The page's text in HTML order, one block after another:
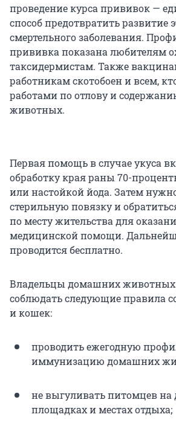
проведение курса прививок —
способ предотвратить развитие
смертельного заболевания.
прививка показана любителям
таксидермистам. Также
работникам скотобоен и всем,
работами по отлову и
животных.
Первая помощь в случае укуса
обработку края раны 70-
или настойкой йода. Затем
стерильную повязку и
по месту жительства для
медицинской помощи.
проводится бесплатно.
Владельцы домашних
соблюдать следующие правила
и кошек:
проводить ежегодную
иммунизацию домашних
не выгуливать питомцев на
площадках и местах отдыха;